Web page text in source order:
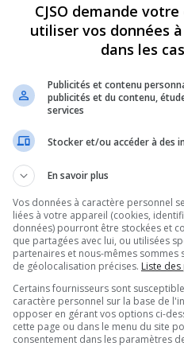
rencontre d’information
ses locaux du chemin des
CJSO demande
utiliser vos données
dans les
Publicités et contenu
publicités et du contenu,
services
Stocker et/ou accéder à des
En savoir plus
Vos données à caractère personnel
liées à votre appareil (cookies,
données) pourront être stockées et
que partagées avec lui, ou utilisées
partenaires et nous-mêmes
de géolocalisation précises. Liste
Certains fournisseurs sont
caractère personnel sur la base de
opposer en gérant vos options ci-
cette page ou dans le menu du site
consentement dans les paramètres